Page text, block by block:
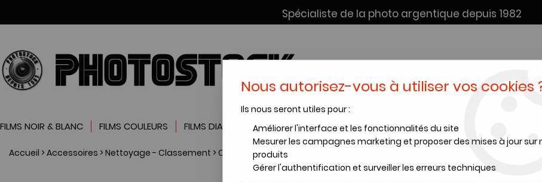
Spécialiste de la photo argentique depuis 1982
FILMS NOIR & BLANC FILMS COULEURS FILMS DIAPOSITIVES SERVICE DÉV. + SCAN INSTANTANÉS
Accueil >Accessoires >Nettoyage - Classement >Classements diapos
Nous autorisez-vous à utiliser vos cookies
Ils nous seront utiles pour :
Améliorer l'interface et les fonctionnalités du site
Mesurer les campagnes marketing et proposer des mises à jour sur
produits
Gérer l'authentification et surveiller les erreurs techniques